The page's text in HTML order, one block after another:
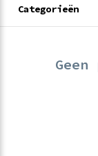
Categorieën